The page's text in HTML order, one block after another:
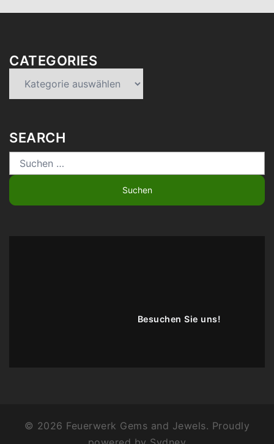
CATEGORIES
SEARCH
Suchen
nach:
Besuchen Sie uns!
© 2026 Feuerwerk Gems and Jewels. Proudly